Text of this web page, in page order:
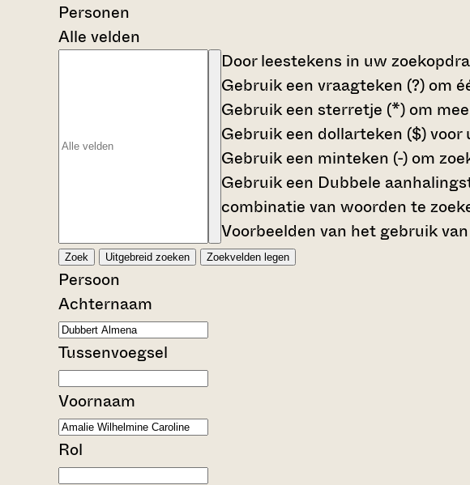
Personen
Alle velden
Door leestekens in uw
Gebruik een vraagteken (?) om
Gebruik een sterretje (*) om
Gebruik een dollarteken ($)voor
Gebruik een minteken (-) om
Gebruik een Dubbele
combinatie van woorden te
Voorbeelden van het gebruik
Zoek Uitgebreid zoeken Zoekvelden legen
Persoon
Achternaam
Tussenvoegsel
Voornaam
Rol